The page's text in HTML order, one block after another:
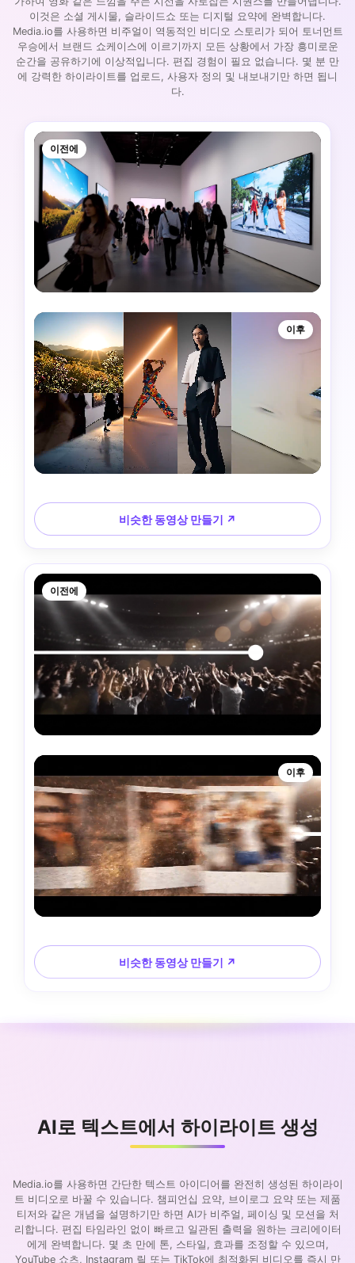
이것은 소셜 게시물, 슬라이드쇼 또는 디지털 요약에 완벽합니다.
Media.io를 사용하면 비주얼이 역동적인 비디오 스토리가 되어 토너먼트
우승에서 브랜드 쇼케이스에 이르기까지 모든 상황에서 가장 흥미로운
순간을 공유하기에 이상적입니다. 편집 경험이 필요 없습니다. 몇 분 만
에 강력한 하이라이트를 업로드, 사용자 정의 및 내보내기만 하면 됩니
다.
이전에
이후
비슷한 동영상 만들기 ↗
이전에
이후
비슷한 동영상 만들기 ↗
AI로 텍스트에서 하이라이트 생성
Media.io를 사용하면 간단한 텍스트 아이디어를 완전히 생성된 하이라이
트 비디오로 바꿀 수 있습니다. 챔피언십 요약, 브이로그 요약 또는 제품
티저와 같은 개념을 설명하기만 하면 AI가 비주얼, 페이싱 및 모션을 처
리합니다. 편집 타임라인 없이 빠르고 일관된 출력을 원하는 크리에이터
에게 완벽합니다. 몇 초 만에 톤, 스타일, 효과를 조정할 수 있으며,
YouTube 쇼츠, Instagram 릴 또는 TikTok에 최적화된 비디오를 즉시 만